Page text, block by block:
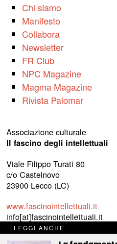
Chi siamo
Manifesto
Collabora
Newsletter
FR Club
NPC Magazine
Magma Magazine
Rivista Palomar
Associazione culturale
Il fascino degli intellettuali
Viale Filippo Turati 80
c/o Castelnovo
23900 Lecco (LC)
www.fascinointellettuali.it
info[at]fascinointellettuali.it
Per segnalare eventuali errori
LEGGI ANCHE